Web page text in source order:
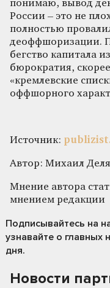
понимаю, вывод
России – это не
полностью
деоффшоризации.
бегство капитала
бюрократия,
«кремлевские
оффшорного
Источник:
Автор: Михаил
Мнение автора
мнением редакции
Подписывайтесь на
узнавайте о главных
дня.
Новости